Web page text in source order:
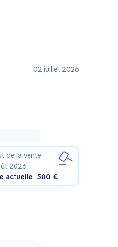
02 juillet 2026
de la vente
2026
actuelle 500 €